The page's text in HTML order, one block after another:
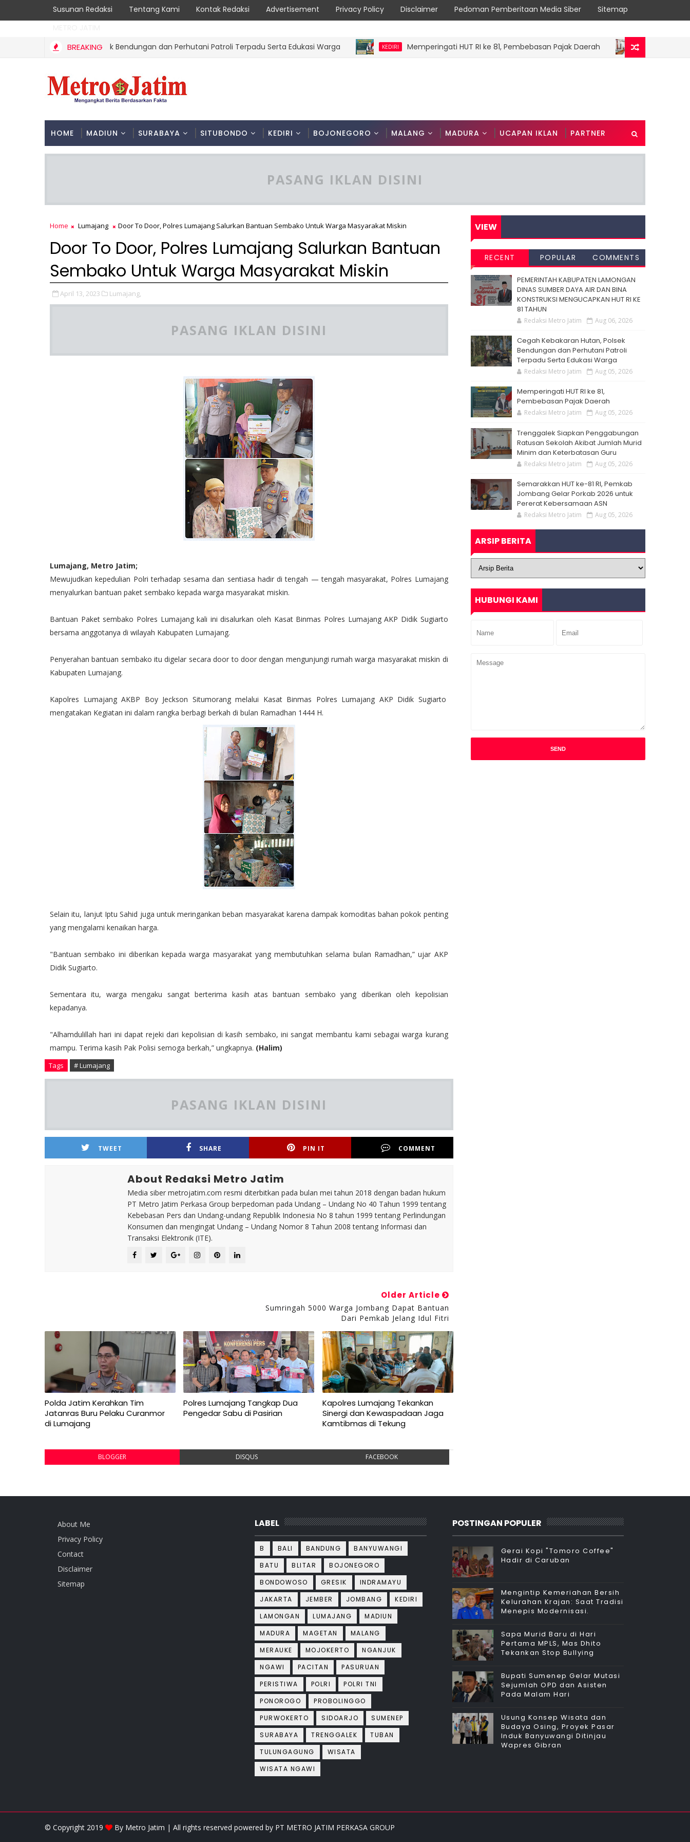
Susunan Redaksi Tentang Kami Kontak Redaksi Advertisement Privacy Policy Disclaimer Pedoman Pemberitaan Media Siber
Sitemap
BREAKING
Kebakaran Hutan, Polsek Bendungan dan Perhutani Patroli Terpadu Serta Edukasi Warga KEDIRI Memperingati HUT RI ke 81, Pembebasan Pajak Daerah TRENGGALEK
HOME MADIUN SURABAYA SITUBONDO KEDIRI BOJONEGORO MALANG MADURA UCAPAN IKLAN PARTNER
PASANG IKLAN DISINI
Home Lumajang Door To Door, Polres Lumajang Salurkan Bantuan Sembako Untuk Warga Masyarakat Miskin
Door To Door, Polres Lumajang Salurkan Bantuan
Sembako Untuk Warga Masyarakat Miskin
April 13, 2023 Lumajang,
PASANG IKLAN DISINI
Lumajang, Metro Jatim;
Mewujudkan kepedulian Polri terhadap sesama dan sentiasa hadir di tengah — tengah masyarakat, Polres Lumajang
menyalurkan bantuan paket sembako kepada warga masyarakat miskin.
Bantuan Paket sembako Polres Lumajang kali ini disalurkan oleh Kasat Binmas Polres Lumajang AKP Didik Sugiarto
bersama anggotanya di wilayah Kabupaten Lumajang.
Penyerahan bantuan sembako itu digelar secara door to door dengan mengunjungi rumah warga masyarakat miskin di
Kabupaten Lumajang.
Kapolres Lumajang AKBP Boy Jeckson Situmorang melalui Kasat Binmas Polres Lumajang AKP Didik Sugiarto
mengatakan Kegiatan ini dalam rangka berbagi berkah di bulan Ramadhan 1444 H.
Selain itu, lanjut Iptu Sahid juga untuk meringankan beban masyarakat karena dampak komoditas bahan pokok penting
yang mengalami kenaikan harga.
"Bantuan sembako ini diberikan kepada warga masyarakat yang membutuhkan selama bulan Ramadhan,” ujar AKP
Didik Sugiarto.
Sementara itu, warga mengaku sangat berterima kasih atas bantuan sembako yang diberikan oleh kepolisian
kepadanya.
"Alhamdulillah hari ini dapat rejeki dari kepolisian di kasih sembako, ini sangat membantu kami sebagai warga kurang
mampu. Terima kasih Pak Polisi semoga berkah,” ungkapnya. (Halim)
Tags # Lumajang
PASANG IKLAN DISINI
TWEET SHARE PIN IT COMMENT
About Redaksi Metro Jatim
Media siber metrojatim.com resmi diterbitkan pada bulan mei tahun 2018 dengan badan hukum
PT Metro Jatim Perkasa Group berpedoman pada Undang – Undang No 40 Tahun 1999 tentang
Kebebasan Pers dan Undang-undang Republik Indonesia No 8 tahun 1999 tentang Perlindungan
Konsumen dan mengingat Undang – Undang Nomor 8 Tahun 2008 tentang Informasi dan
Transaksi Elektronik (ITE).
Older Article
Sumringah 5000 Warga Jombang Dapat Bantuan
Dari Pemkab Jelang Idul Fitri
Polda Jatim Kerahkan Tim
Jatanras Buru Pelaku Curanmor
di Lumajang
Polres Lumajang Tangkap Dua
Pengedar Sabu di Pasirian
Kapolres Lumajang Tekankan
Sinergi dan Kewaspadaan Jaga
Kamtibmas di Tekung
BLOGGER DISQUS FACEBOOK
VIEW
RECENT POPULAR COMMENTS
PEMERINTAH KABUPATEN LAMONGAN
DINAS SUMBER DAYA AIR DAN BINA
KONSTRUKSI MENGUCAPKAN HUT RI KE
81 TAHUN
Redaksi Metro Jatim Aug 06, 2026
Cegah Kebakaran Hutan, Polsek
Bendungan dan Perhutani Patroli
Terpadu Serta Edukasi Warga
Redaksi Metro Jatim Aug 05, 2026
Memperingati HUT RI ke 81,
Pembebasan Pajak Daerah
Redaksi Metro Jatim Aug 05, 2026
Trenggalek Siapkan Penggabungan
Ratusan Sekolah Akibat Jumlah Murid
Minim dan Keterbatasan Guru
Redaksi Metro Jatim Aug 05, 2026
Semarakkan HUT ke-81 RI, Pemkab
Jombang Gelar Porkab 2026 untuk
Pererat Kebersamaan ASN
Redaksi Metro Jatim Aug 05, 2026
ARSIP BERITA
HUBUNGI KAMI
About Me
Privacy Policy
Contact
Disclaimer
Sitemap
LABEL
B BALI BANDUNG
BANYUWANGI
BATU
BLITAR
BOJONEGORO
BONDOWOSO
GRESIK
INDRAMAYU
JAKARTA
JEMBER JOMBANG
KEDIRI
LAMONGAN
LUMAJANG
MADIUN
MADURA
MAGETAN
MALANG
MERAUKE
MOJOKERTO
NGANJUK
NGAWI
PACITAN
PASURUAN
PERISTIWA
POLRI
POLRI TNI
PONOROGO
PROBOLINGGO
PURWOKERTO
SIDOARJO
SUMENEP
SURABAYA
TRENGGALEK
TUBAN
TULUNGAGUNG
WISATA
WISATA NGAWI
POSTINGAN POPULER
Gerai Kopi "Tomoro Coffee"
Hadir di Caruban
Mengintip Kemeriahan Bersih
Kelurahan Krajan: Saat Tradisi
Menepis Modernisasi.
Sapa Murid Baru di Hari
Pertama MPLS, Mas Dhito
Tekankan Stop Bullying
Bupati Sumenep Gelar Mutasi
Sejumlah OPD dan Asisten
Pada Malam Hari
Usung Konsep Wisata dan
Budaya Osing, Proyek Pasar
Induk Banyuwangi Ditinjau
Wapres Gibran
© Copyright 2019 By Metro Jatim | All rights reserved powered by PT METRO JATIM PERKASA GROUP